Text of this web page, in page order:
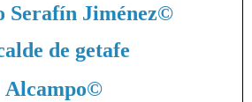
Serafín Jiménez©
de getafe
Alcampo©